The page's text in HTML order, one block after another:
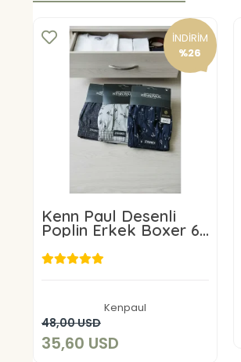
İNDİRİM
%26
Kenn Paul Desenli
Poplin Erkek Boxer 6
Adet
Kenpaul
48,00 USD
35,60 USD